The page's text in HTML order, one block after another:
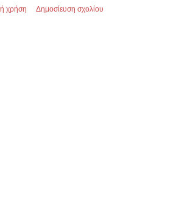
χρήση Δημοσίευση σχολίου